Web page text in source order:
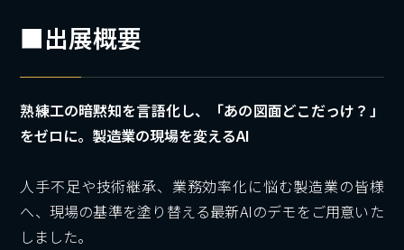
■出展概要
熟練工の暗黙知を言語化し、「あの図面どこだっけ？」
をゼロに。製造業の現場を変えるAI
人手不足や技術継承、業務効率化に悩む製造業の皆様
へ、現場の基準を塗り替える最新AIのデモをご用意いた
しました。